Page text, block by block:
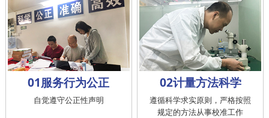
01服务行为公正
自觉遵守公正性声明
02计量方法科学
遵循科学求实原则，严格按照
规定的方法从事校准工作